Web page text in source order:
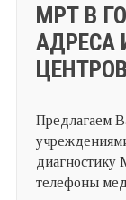
МРТ В
АДРЕСА
Предлагаем
телефоны